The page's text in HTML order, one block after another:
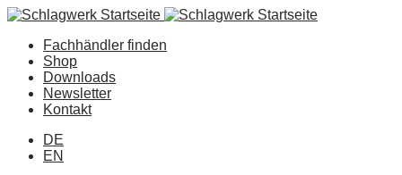
Fachhändler finden
Shop
Downloads
Newsletter
Kontakt
DE
EN